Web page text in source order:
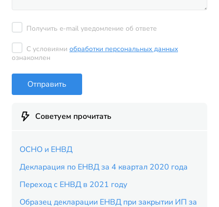
Получить e-mail уведомление об ответе
С условиями обработки персональных данных
ознакомлен
Отправить
Советуем прочитать
ОСНО и ЕНВД
Декларация по ЕНВД за 4 квартал 2020 года
Переход с ЕНВД в 2021 году
Образец декларации ЕНВД при закрытии ИП за